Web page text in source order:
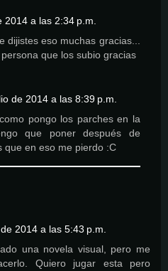
2014 a las 2:34 p.m.
dijistes eso muchas gracias...
que los subio gracias
de 2014 a las 8:39 p.m.
pongo los parches en la
que poner después de
que en eso me pierdo :C
2014 a las 5:43 p.m.
una novela visual, pero me
Quiero jugar esta pero